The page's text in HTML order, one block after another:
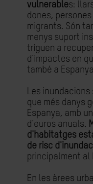
vulnerables:
dones,
migrants. Són
menys suport
triguen a
d'impactes en
també a
Les
que més danys
Espanya, amb
d'euros anuals.
d'habitatges
de risc
principalment al
En les àrees